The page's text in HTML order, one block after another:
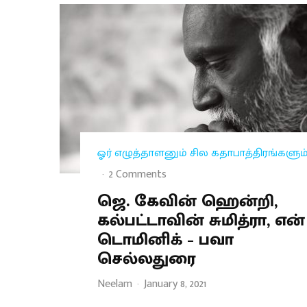
ஓர் எழுத்தாளனும் சில
· 2 Comments
ஜெ. கேவின் ஹென்றி,
கல்பட்டாவின் சுமித்ரா, என்
டொமினிக் – பவா
செல்லதுரை
Neelam · January 8, 2021